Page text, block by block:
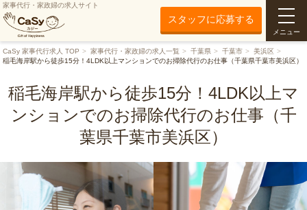
家事代行・家政婦の求人サイト
スタッフに応募する
メニュー
CaSy 家事代行求人 TOP 家事代行・家政婦の求人一覧 千葉県 千葉市
美浜区
稲毛海岸駅から徒歩15分！4LDK以上マンションでのお掃除代行のお仕事（千葉県千葉市美浜区）
稲毛海岸駅から徒歩15分！4LDK以上マ
ンションでのお掃除代行のお仕事（千
葉県千葉市美浜区）